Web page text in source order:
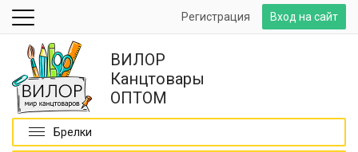
Вход на сайт
Регистрация
ВИЛОР
Канцтовары
ОПТОМ
Брелки